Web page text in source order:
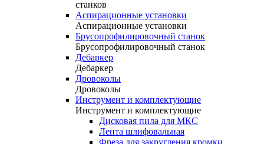
станков
Аспирационные установки
Аспирационные установки
Брусопрофилировочный станок
Брусопрофилировочный станок
Дебаркер
Дебаркер
Дровоколы
Дровоколы
Инструмент и комплектующие
Инструмент и комплектующие
Дисковая пила для МКС
Лента шлифовальная
Фреза для закругления кромки